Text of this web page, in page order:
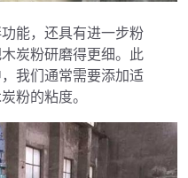
能，还具有进一步粉
炭粉研磨得更细。此
我们通常需要添加适
粉的粘度。